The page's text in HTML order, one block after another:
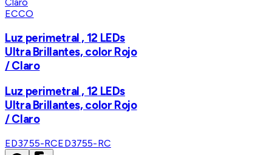
ECCO
Luz perimetral , 12 LEDs
Ultra Brillantes, color Rojo
/ Claro
Luz perimetral , 12 LEDs
Ultra Brillantes, color Rojo
/ Claro
ED3755-RCED3755-RC